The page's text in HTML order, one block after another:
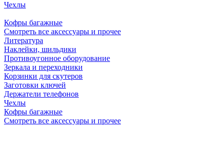
Чехлы
Кофры багажные
Смотреть все аксессуары и прочее
Литература
Наклейки, шильдики
Противоугонное оборудование
Зеркала и переходники
Корзинки для скутеров
Заготовки ключей
Держатели телефонов
Чехлы
Кофры багажные
Смотреть все аксессуары и прочее